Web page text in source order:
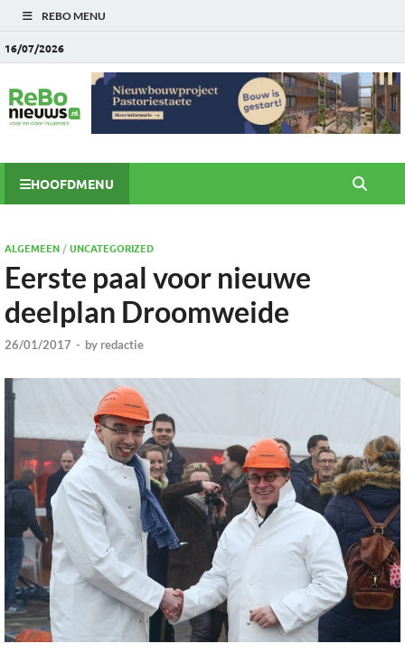
REBO MENU
16/07/2026
HOOFDMENU
ALGEMEEN/UNCATEGORIZED
Eerste paal voor nieuwe
deelplan Droomweide
26/01/2017 - by redactie